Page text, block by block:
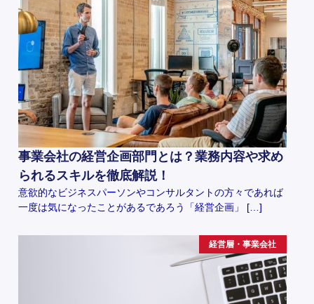
事業会社の経営企画部門とは？業務内容や求め
られるスキルを徹底解説！
意欲的なビジネスパーソンやコンサルタントの方々であれば
一度は気になったことがあるであろう「経営企画」 […]
経営層・事業会社